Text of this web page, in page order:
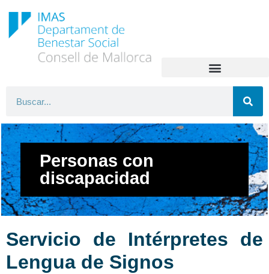
Personas con
discapacidad
Servicio de Intérpretes de
Lengua de Signos